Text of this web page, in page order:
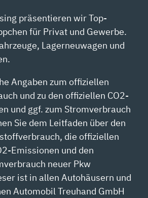
präsentieren wir Top-
für Privat und Gewerbe.
Lagerneuwagen und
Angaben zum offiziellen
und zu den offiziellen CO2-
und ggf. zum Stromverbrauch
Sie dem Leitfaden über den
die offiziellen
Emissionen und den
neuer Pkw
ist in allen Autohäusern und
Automobil Treuhand GmbH